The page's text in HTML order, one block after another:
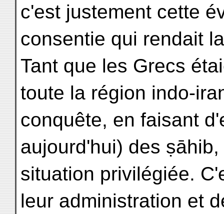
c'est justement cette
consentie qui rendait
Tant que les Grecs
toute la région indo-
conquête, en faisant
aujourd'hui) des
situation privilégiée.
leur administration et